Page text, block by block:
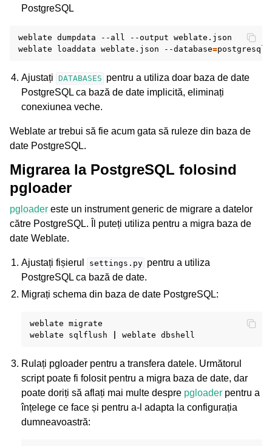
PostgreSQL
weblate dumpdata --all --output weblate.json
weblate
loaddata weblate.json --database=
Ajustați DATABASES pentru a utiliza doar baza de date
PostgreSQL ca bază de date implicită, eliminați
conexiunea veche.
Weblate ar trebui să fie acum gata să ruleze din baza de
date PostgreSQL.
Migrarea la PostgreSQL folosind
pgloader
pgloader este un instrument generic de migrare a datelor
către PostgreSQL. Îl puteți utiliza pentru a migra baza de
date Weblate.
Ajustați fișierul settings.py pentru a utiliza
PostgreSQL ca bază de date.
Migrați schema din baza de date PostgreSQL:
weblate
migrate
weblate
sqlflush weblate
Rulați pgloader pentru a transfera datele. Următorul
script poate fi folosit pentru a migra baza de date, dar
poate doriți să aflați mai multe despre pgloader pentru a
înțelege ce face și pentru a-l adapta la configurația
dumneavoastră: